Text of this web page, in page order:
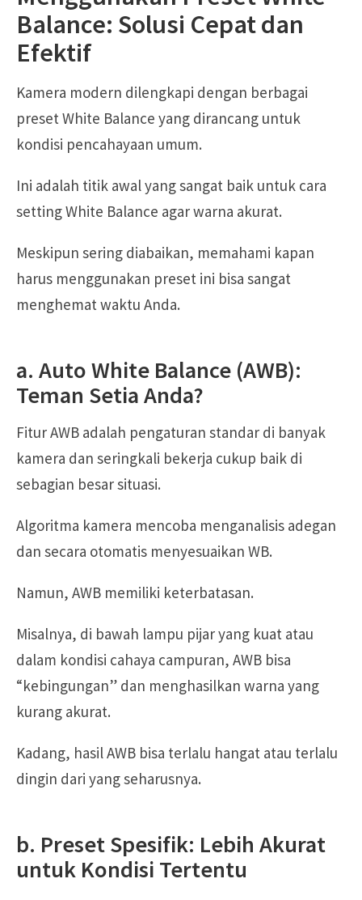
Balance: Solusi Cepat dan
Efektif
Kamera modern dilengkapi dengan berbagai
preset White Balance yang dirancang untuk
kondisi pencahayaan umum.
Ini adalah titik awal yang sangat baik untuk cara
setting White Balance agar warna akurat.
Meskipun sering diabaikan, memahami kapan
harus menggunakan preset ini bisa sangat
menghemat waktu Anda.
a. Auto White Balance (AWB):
Teman Setia Anda?
Fitur AWB adalah pengaturan standar di banyak
kamera dan seringkali bekerja cukup baik di
sebagian besar situasi.
Algoritma kamera mencoba menganalisis adegan
dan secara otomatis menyesuaikan WB.
Namun, AWB memiliki keterbatasan.
Misalnya, di bawah lampu pijar yang kuat atau
dalam kondisi cahaya campuran, AWB bisa
“kebingungan” dan menghasilkan warna yang
kurang akurat.
Kadang, hasil AWB bisa terlalu hangat atau terlalu
dingin dari yang seharusnya.
b. Preset Spesifik: Lebih Akurat
untuk Kondisi Tertentu